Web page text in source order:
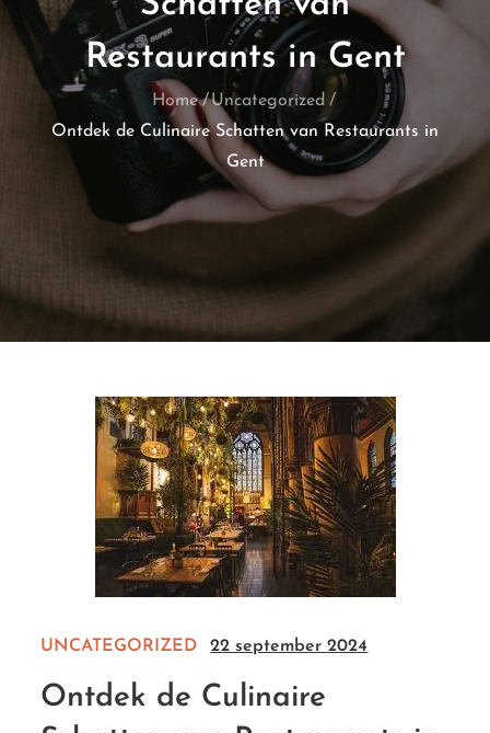
Restaurants in Gent
Home
Uncategorized
Ontdek de Culinaire Schatten van Restaurants in
Gent
UNCATEGORIZED 22 september 2024
Ontdek de Culinaire